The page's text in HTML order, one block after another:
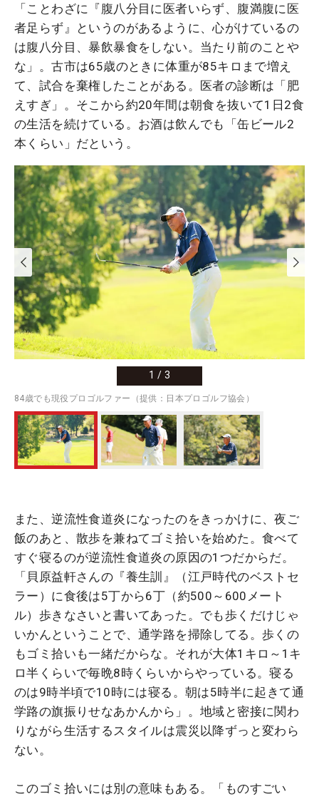
「ことわざに『腹八分目に医者いらず、腹満腹に医
者足らず』というのがあるように、心がけているの
は腹八分目、暴飲暴食をしない。当たり前のことや
な」。古市は65歳のときに体重が85キロまで増え
て、試合を棄権したことがある。医者の診断は「肥
えすぎ」。そこから約20年間は朝食を抜いて1日2食
の生活を続けている。お酒は飲んでも「缶ビール2
本くらい」だという。
1 / 3
84歳でも現役プロゴルファー（提供：日本プロゴルフ協会）
また、逆流性食道炎になったのをきっかけに、夜ご
飯のあと、散歩を兼ねてゴミ拾いを始めた。食べて
すぐ寝るのが逆流性食道炎の原因の1つだからだ。
「貝原益軒さんの『養生訓』（江戸時代のベストセ
ラー）に食後は5丁から6丁（約500～600メート
ル）歩きなさいと書いてあった。でも歩くだけじゃ
いかんということで、通学路を掃除してる。歩くの
もゴミ拾いも一緒だからな。それが大体1キロ～1キ
ロ半くらいで毎晩8時くらいからやっている。寝る
のは9時半頃で10時には寝る。朝は5時半に起きて通
学路の旗振りせなあかんから」。地域と密接に関わ
りながら生活するスタイルは震災以降ずっと変わら
ない。
このゴミ拾いには別の意味もある。「ものすごい